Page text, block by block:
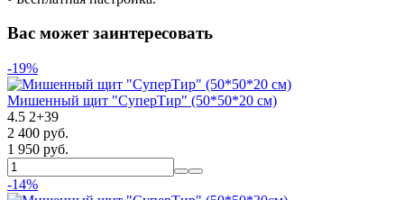
Вас может заинтересовать
-19%
Мишенный щит "СуперТир" (50*50*20 см)
4.5 2+39
2 400 руб.
1 950 руб.
-14%